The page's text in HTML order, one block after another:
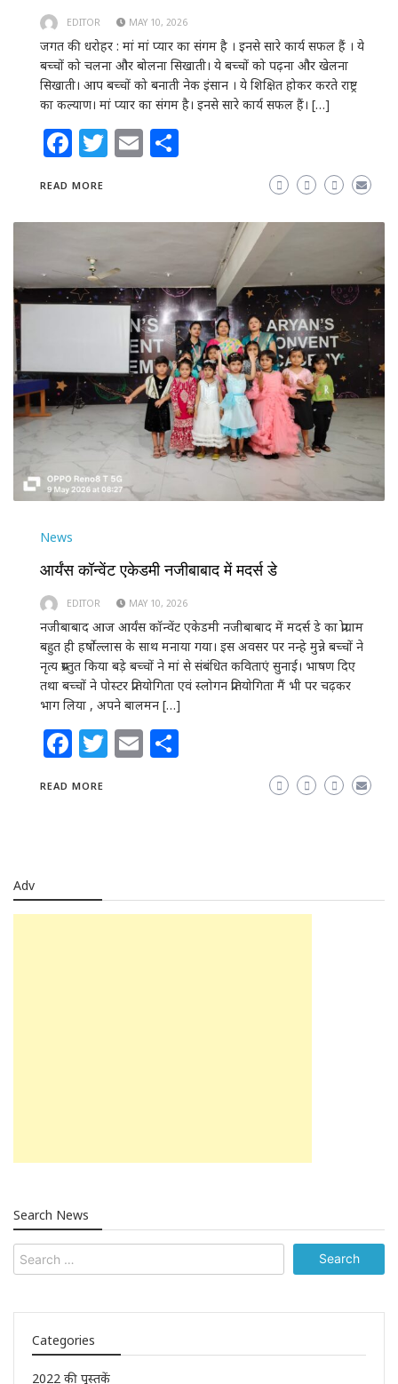
EDITOR MAY 10, 2026
जगत की धरोहर : मां मां प्यार का संगम है । इनसे सारे कार्य सफल हैं । ये
बच्चों को चलना और बोलना सिखाती। ये बच्चों को पढ़ना और खेलना
सिखाती। आप बच्चों को बनाती नेक इंसान । ये शिक्षित होकर करते राष्ट्र
का कल्याण। मां प्यार का संगम है। इनसे सारे कार्य सफल हैं। […]
Facebook
Twitter
Email
READ MORE
News
आर्यंस कॉन्वेंट एकेडमी नजीबाबाद में मदर्स डे
EDITOR MAY 10, 2026
नजीबाबाद आज आर्यंस कॉन्वेंट एकेडमी नजीबाबाद में मदर्स डे का प्रोग्राम
बहुत ही हर्षोल्लास के साथ मनाया गया। इस अवसर पर नन्हे मुन्ने बच्चों ने
नृत्य प्रस्तुत किया बड़े बच्चों ने मां से संबंधित कविताएं सुनाई। भाषण दिए
तथा बच्चों ने पोस्टर प्रतियोगिता एवं स्लोगन प्रतियोगिता मैं भी पर चढ़कर
भाग लिया , अपने बालमन […]
Facebook
Twitter
Email
READ MORE
Adv
Search News
Categories
2022 की पुुस्तकें